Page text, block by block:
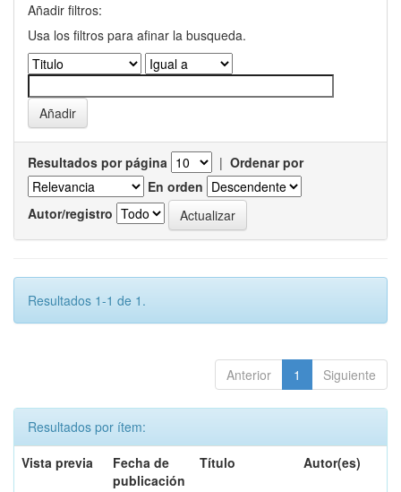
Añadir filtros:
Usa los filtros para afinar la busqueda.
Resultados por página | Ordenar por
En orden
Autor/registro
Resultados 1-1 de 1.
Anterior 1 Siguiente
Resultados por ítem:
Vista previa
Fecha de
publicación
Título Autor(es)